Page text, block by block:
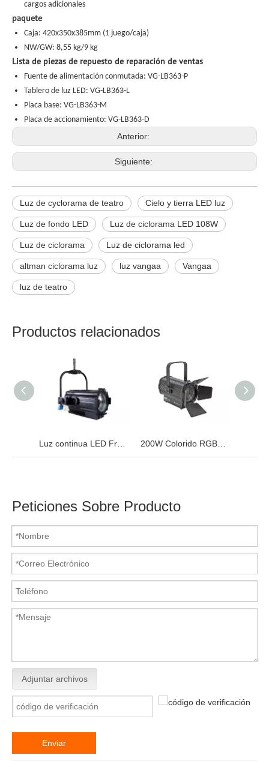
cargos adicionales
paquete
Caja: 420x350x385mm (1 juego/caja)
NW/GW: 8,55 kg/9 kg
Lista de piezas de repuesto de reparación de ventas
Fuente de alimentación conmutada: VG-LB363-P
Tablero de luz LED: VG-LB363-L
Placa base: VG-LB363-M
Placa de accionamiento: VG-LB363-D
Anterior:
Siguiente:
Luz de cyclorama de teatro Cielo y tierra LED luz
Luz de fondo LED Luz de ciclorama LED 108W
Luz de ciclorama Luz de ciclorama led
altman ciclorama luz luz vangaa Vangaa
luz de teatro
Productos relacionados
Peticiones Sobre Producto
Adjuntar archivos
Enviar